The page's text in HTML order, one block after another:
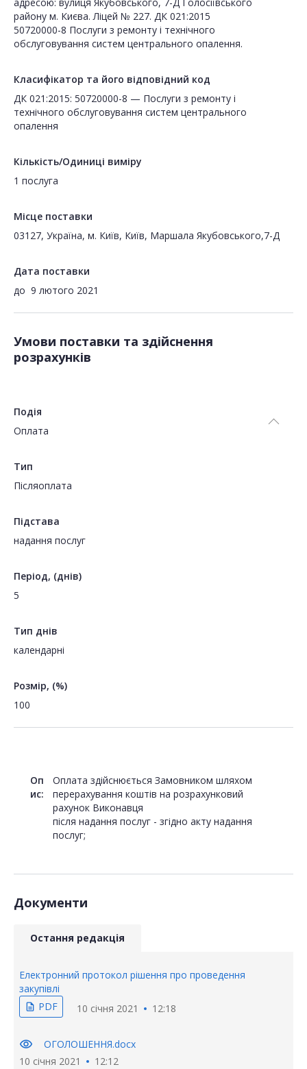
району м. Києва. Ліцей № 227. ДК 021:2015
50720000-8 Послуги з ремонту і технічного
обслуговування систем центрального опалення.
Класифікатор та його відповідний код
ДК 021:2015: 50720000-8 — Послуги з ремонту і
технічного обслуговування систем центрального
опалення
Кількість/Одиниці виміру
1 послуга
Місце поставки
03127, Україна, м. Київ, Київ, Маршала Якубовського,7-Д
Дата поставки
до 9 лютого 2021
Умови поставки та здійснення
розрахунків
Подія
Оплата
Тип
Пiсляоплата
Підстава
надання послуг
Період, (днів)
5
Тип днів
календарні
Розмір, (%)
100
Оп
ис:
Оплата здійснюється Замовником шляхом
перерахування коштів на розрахунковий
рахунок Виконавця
після надання послуг - згідно акту надання
Документи
Остання редакція
Електронний протокол рішення про проведення
закупівлі
description PDF 10 січня 2021 12:18
visibility
ОГОЛОШЕННЯ.docx
10 січня 2021
12:12